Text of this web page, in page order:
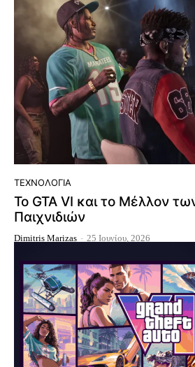
ΤΕΧΝΟΛΟΓΊΑ
Το GTA VI και το Μέλλον
Παιχνιδιών
Dimitris Marizas - 25 Ιουνίου, 2026